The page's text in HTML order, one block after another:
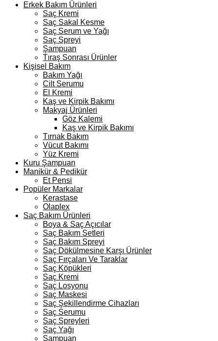
Erkek Bakım Ürünleri
Saç Kremi
Saç Sakal Kesme
Saç Serum ve Yağı
Saç Spreyi
Şampuan
Tıraş Sonrası Ürünler
Kişisel Bakım
Bakım Yağı
Cilt Serumu
El Kremi
Kaş ve Kirpik Bakımı
Makyaj Ürünleri
Göz Kalemi
Kaş ve Kirpik Bakımı
Tırnak Bakım
Vücut Bakımı
Yüz Kremi
Kuru Şampuan
Manikür & Pedikür
Et Pensi
Popüler Markalar
Kerastase
Olaplex
Saç Bakım Ürünleri
Boya & Saç Açıcılar
Saç Bakım Setleri
Saç Bakım Spreyi
Saç Dökülmesine Karşı Ürünler
Saç Fırçaları Ve Taraklar
Saç Köpükleri
Saç Kremi
Saç Losyonu
Saç Maskesi
Saç Şekillendirme Cihazları
Saç Serumu
Saç Spreyleri
Saç Yağı
Şampuan